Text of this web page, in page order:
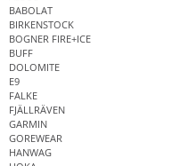
BABOLAT
BIRKENSTOCK
BOGNER FIRE+ICE
BUFF
DOLOMITE
E9
FALKE
FJÄLLRÄVEN
GARMIN
GOREWEAR
HANWAG